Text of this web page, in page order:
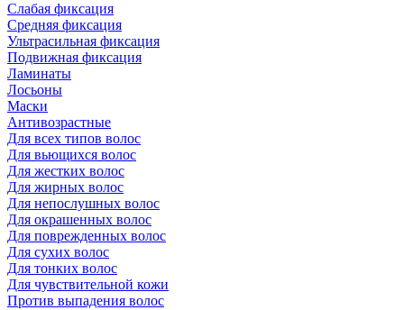
Слабая фиксация
Средняя фиксация
Ультрасильная фиксация
Подвижная фиксация
Ламинаты
Лосьоны
Маски
Антивозрастные
Для всех типов волос
Для вьющихся волос
Для жестких волос
Для жирных волос
Для непослушных волос
Для окрашенных волос
Для поврежденных волос
Для сухих волос
Для тонких волос
Для чувствительной кожи
Против выпадения волос